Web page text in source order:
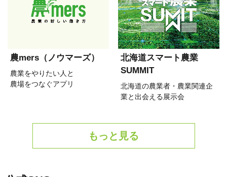
農mers（ノウマーズ）
農業をやりたい人と
農場をつなぐアプリ
北海道スマート農業
SUMMIT
北海道の農業者・農業関連企
業と出会える展示会
もっと見る